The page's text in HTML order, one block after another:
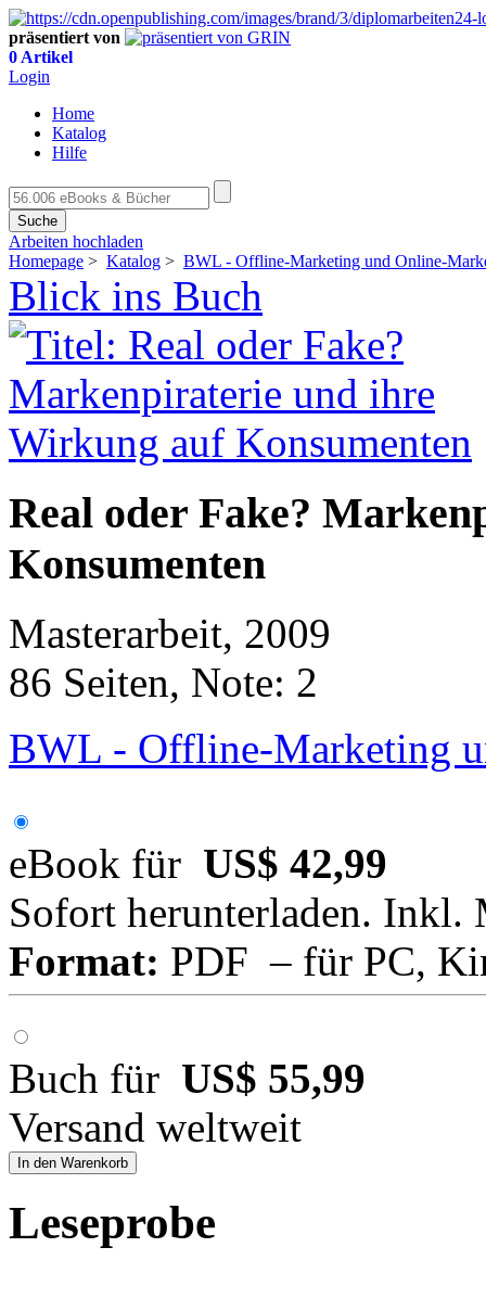
präsentiert von
0 Artikel
Login
Home
Katalog
Hilfe
Suche
Arbeiten hochladen
Homepage > Katalog > BWL - Offline-Marketing und Online-
Blick ins Buch
Real oder Fake?
Konsumenten
Masterarbeit, 2009
86 Seiten, Note: 2
BWL - Offline-Marketing
eBook für US$ 42,99
Sofort herunterladen. Inkl.
Format: PDF – für PC,
Buch für US$ 55,99
Versand weltweit
In den Warenkorb
Leseprobe